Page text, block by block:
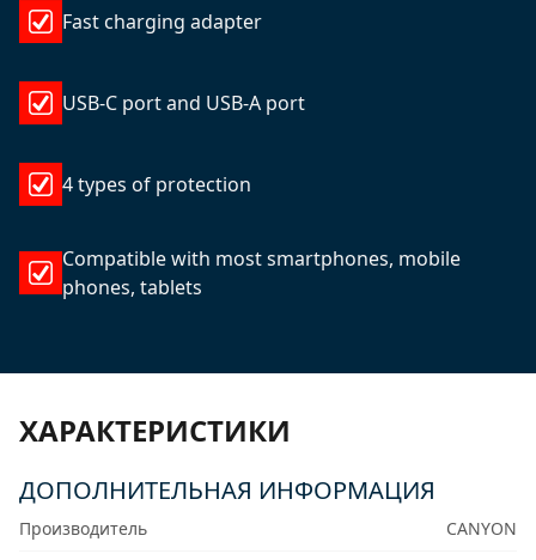
Fast charging adapter
USB-C port and USB-A port
4 types of protection
Compatible with most smartphones, mobile
phones, tablets
ХАРАКТЕРИСТИКИ
ДОПОЛНИТЕЛЬНАЯ ИНФОРМАЦИЯ
Производитель
CANYON